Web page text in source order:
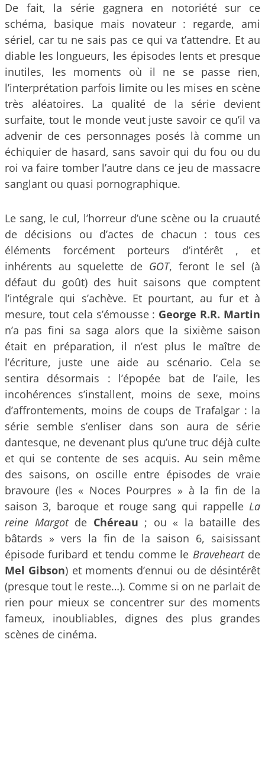
De fait, la série gagnera en notoriété sur ce
schéma, basique mais novateur : regarde, ami
sériel, car tu ne sais pas ce qui va t’attendre. Et au
diable les longueurs, les épisodes lents et presque
inutiles, les moments où il ne se passe rien,
l’interprétation parfois limite ou les mises en scène
très aléatoires. La qualité de la série devient
surfaite, tout le monde veut juste savoir ce qu’il va
advenir de ces personnages posés là comme un
échiquier de hasard, sans savoir qui du fou ou du
roi va faire tomber l’autre dans ce jeu de massacre
sanglant ou quasi pornographique.
Le sang, le cul, l’horreur d’une scène ou la cruauté
de décisions ou d’actes de chacun : tous ces
éléments forcément porteurs d’intérêt , et
inhérents au squelette de GOT, feront le sel (à
défaut du goût) des huit saisons que comptent
l’intégrale qui s’achève. Et pourtant, au fur et à
mesure, tout cela s’émousse : George R.R. Martin
n’a pas fini sa saga alors que la sixième saison
était en préparation, il n’est plus le maître de
l’écriture, juste une aide au scénario. Cela se
sentira désormais : l’épopée bat de l’aile, les
incohérences s’installent, moins de sexe, moins
d’affrontements, moins de coups de Trafalgar : la
série semble s’enliser dans son aura de série
dantesque, ne devenant plus qu’une truc déjà culte
et qui se contente de ses acquis. Au sein même
des saisons, on oscille entre épisodes de vraie
bravoure (les « Noces Pourpres » à la fin de la
saison 3, baroque et rouge sang qui rappelle La
reine Margotde Chéreau ; ou « la bataille des
bâtards » vers la fin de la saison 6, saisissant
épisode furibard et tendu comme le Braveheartde
Mel Gibson) et moments d’ennui ou de désintérêt
(presque tout le reste…). Comme si on ne parlait de
rien pour mieux se concentrer sur des moments
fameux, inoubliables, dignes des plus grandes
scènes de cinéma.